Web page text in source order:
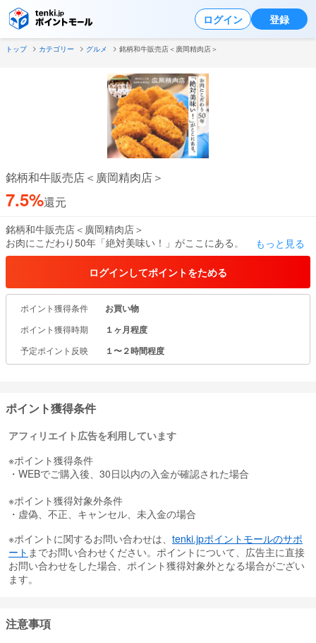
ログイン 登録
トップ カテゴリー グルメ 銘柄和牛販売店＜廣岡精肉店＞
銘柄和牛販売店＜廣岡精肉店＞
7.5%還元
銘柄和牛販売店＜廣岡精肉店＞
お肉にこだわり50年「絶対美味い！」がここにある。
創業以来ロングセラーの広岡コロッケはまさに絶品！愛され続ける
もっと見る
ログインしてポイントをためる
ポイント獲得条件 お買い物
ポイント獲得時期 １ヶ月程度
予定ポイント反映 １〜２時間程度
ポイント獲得条件
アフィリエイト広告を利用しています
※ポイント獲得条件
・WEBでご購入後、30日以内の入金が確認された場合
※ポイント獲得対象外条件
・虚偽、不正、キャンセル、未入金の場合
※ポイントに関するお問い合わせは、 tenki.jpポイントモールのサポ
ート までお問い合わせください。ポイントについて、広告主に直接
お問い合わせをした場合、ポイント獲得対象外となる場合がござい
ます。
注意事項